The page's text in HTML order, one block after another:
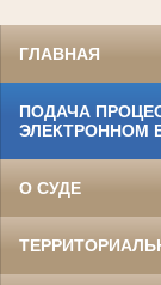
ГЛАВНАЯ
ПОДАЧА
ЭЛЕКТРОННОМ
О СУДЕ